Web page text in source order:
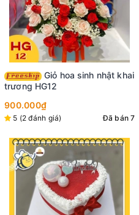
Giỏ hoa sinh nhật khai
trương HG12
900.000₫
5 (2 đánh giá) Đã bán 7